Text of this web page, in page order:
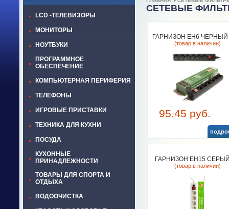
LCD -ТЕЛЕВИЗОРЫ
МОНИТОРЫ
НОУТБУКИ
ПРОГРАММНОЕ
ОБЕСПЕЧЕНИЕ
КОМПЬЮТЕРНАЯ ПЕРИФЕРИЯ
ТЕЛЕФОНЫ
ИГРОВЫЕ ПРИСТАВКИ
ТЕХНИКА ДЛЯ КУХНИ
ПОСУДА
КУХОННЫЕ
ПРИНАДЛЕЖНОСТИ
ТОВАРЫ ДЛЯ СПОРТА И
ОТДЫХА
ВОДООЧИСТКА
СЕТЕВЫЕ
ГАРНИЗОН EH6 ЧЕРНЫЙ
(товар в наличии)
95.45 руб.
ГАРНИЗОН EH15
(товар в наличии)